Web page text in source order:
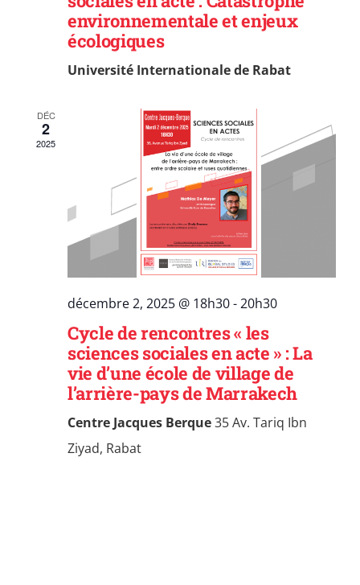
environnementale et enjeux
écologiques
Université Internationale de Rabat
DÉC
2
2025
décembre 2, 2025 @ 18h30-20h30
Cycle de rencontres « les
sciences sociales en acte » : La
vie d’une école de village de
l’arrière-pays de Marrakech
Centre Jacques Berque35 Av. Tariq Ibn
Ziyad, Rabat